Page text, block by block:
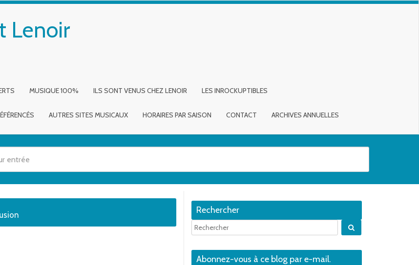
Lenoir
MUSIQUE 100% ILS SONT VENUS CHEZ LENOIR LES INROCKUPTIBLES
AUTRES SITES MUSICAUX HORAIRES PAR SAISON CONTACT ARCHIVES ANNUELLES
Rechercher
Abonnez-vous à ce blog par e-mail.